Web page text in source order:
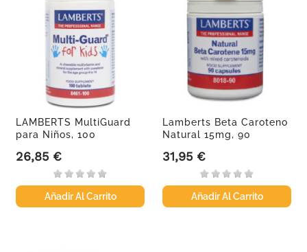
LAMBERTS MultiGuard
para Niños, 100
Precio
26,85 €
Añadir Al Carrito
Lamberts Beta Caroteno
Natural 15mg, 90
Precio
31,95 €
Añadir Al Carrito